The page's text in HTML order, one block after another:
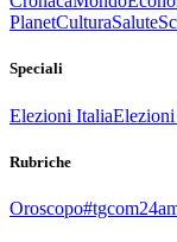
PlanetCulturaSalute
Speciali
Elezioni ItaliaElezioni
Rubriche
Oroscopo